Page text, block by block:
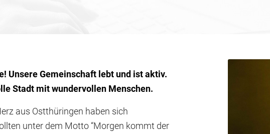
Unsere Gemeinschaft lebt und ist aktiv.
Stadt mit wundervollen Menschen.
aus Ostthüringen haben sich
unter dem Motto “Morgen kommt der